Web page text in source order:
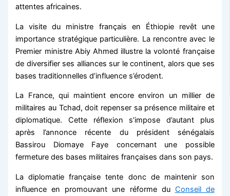
attentes africaines.
La visite du ministre français en Éthiopie revêt une
importance stratégique particulière. La rencontre avec le
Premier ministre Abiy Ahmed illustre la volonté française
de diversifier ses alliances sur le continent, alors que ses
bases traditionnelles d’influence s’érodent.
La France, qui maintient encore environ un millier de
militaires au Tchad, doit repenser sa présence militaire et
diplomatique. Cette réflexion s’impose d’autant plus
après l’annonce récente du président sénégalais
Bassirou Diomaye Faye concernant une possible
fermeture des bases militaires françaises dans son pays.
La diplomatie française tente donc de maintenir son
influence en promouvant une réforme du Conseil de